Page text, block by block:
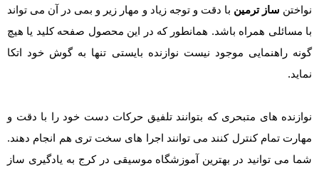
نواختن ساز ترمین با دقت و توجه زیاد و مهار زیر و بمی در آن می تواند
با مسائلی همراه باشد. همانطور که در این محصول صفحه کلید یا هیچ
گونه راهنمایی موجود نیست نوازنده بایستی تنها به گوش خود اتکا
نماید.
نوازنده های متبحری که بتوانند تلفیق حرکات دست خود را با دقت و
مهارت تمام کنترل کنند می توانند اجرا های سخت تری هم انجام دهند.
شما می توانید در بهترین آموزشگاه موسیقی در کرج به یادگیری ساز